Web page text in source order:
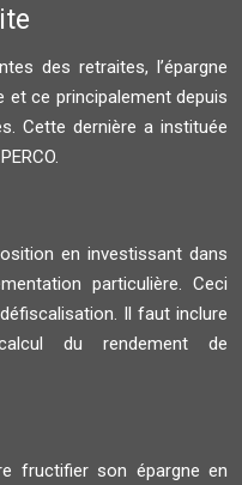
des retraites, l’épargne
ce principalement depuis
Cette dernière a instituée
en investissant dans
particulière. Ceci
Il faut inclure
du rendement de
fructifier son épargne en